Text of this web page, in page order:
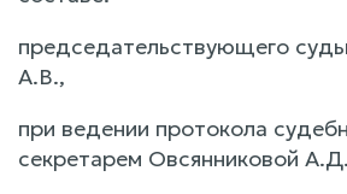
председательствующего
А.В.,
при ведении протокола
секретарем Овсянниковой